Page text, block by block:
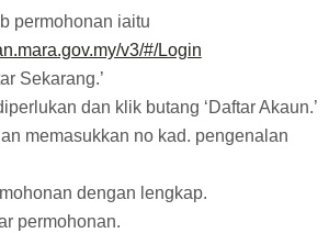
permohonan iaitu
v3/#/Login
Sekarang.’
dan klik butang ‘Daftar Akaun.’
memasukkan no kad. pengenalan
dengan lengkap.
permohonan.